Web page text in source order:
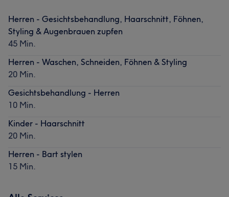
Herren - Gesichtsbehandlung, Haarschnitt, Föhnen,
Styling & Augenbrauen zupfen
45 Min.
Herren - Waschen, Schneiden, Föhnen & Styling
20 Min.
Gesichtsbehandlung - Herren
10 Min.
Kinder - Haarschnitt
20 Min.
Herren - Bart stylen
15 Min.